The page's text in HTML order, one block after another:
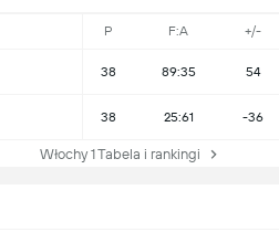
P F:A +/-
38 89:35 54
38 25:61 -36
Włochy 1 Tabela i rankingi